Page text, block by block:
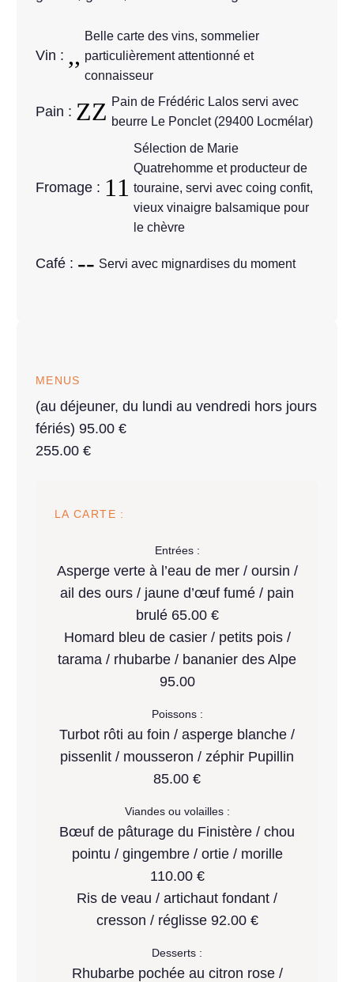
Vin :
Belle carte des vins, sommelier
particulièrement attentionné et
connaisseur
Pain :
Pain de Frédéric Lalos servi avec
beurre Le Ponclet (29400 Locmélar)
Fromage :
Sélection de Marie
Quatrehomme et producteur de
touraine, servi avec coing confit,
vieux vinaigre balsamique pour
le chèvre
Café : Servi avec mignardises du moment
MENUS
(au déjeuner, du lundi au vendredi hors jours
fériés) 95.00 €
255.00 €
LA CARTE :
Entrées :
Asperge verte à l’eau de mer / oursin /
ail des ours / jaune d’œuf fumé / pain
brulé 65.00 €
Homard bleu de casier / petits pois /
tarama / rhubarbe / bananier des Alpe
95.00
Poissons :
Turbot rôti au foin / asperge blanche /
pissenlit / mousseron / zéphir Pupillin
85.00 €
Viandes ou volailles :
Bœuf de pâturage du Finistère / chou
pointu / gingembre / ortie / morille
110.00 €
Ris de veau / artichaut fondant /
cresson / réglisse 92.00 €
Desserts :
Rhubarbe pochée au citron rose /